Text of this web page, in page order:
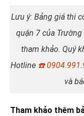
Lưu ý: Bảng giá thi
quận 7 của
tham khảo. Quý
Hotline ☎️
và
Tham khảo thêm